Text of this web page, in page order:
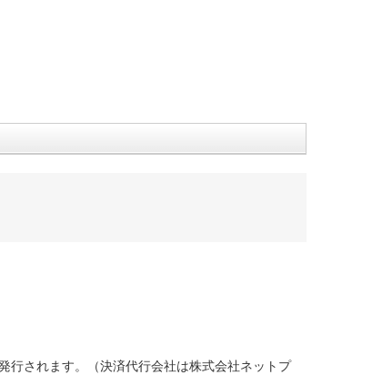
行されます。（決済代行会社は株式会社ネットプ